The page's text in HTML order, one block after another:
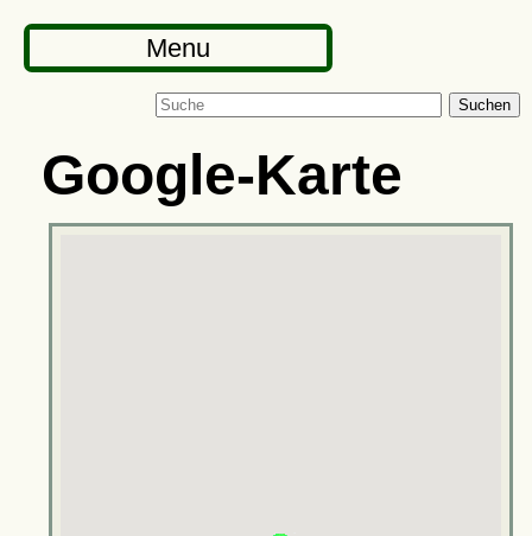
Menu
Suchen
Google-Karte